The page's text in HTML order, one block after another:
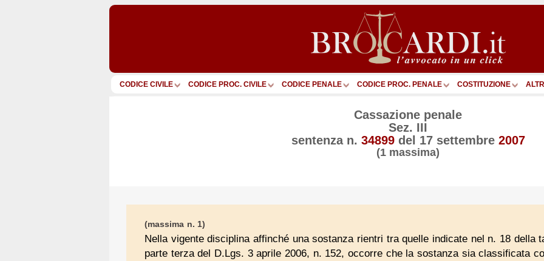
CODICE CIVILE CODICE PROC. CIVILE CODICE PENALE CODICE PROC. PENALE COSTITUZIONE ALTRI
Cassazione penale
Sez. III
sentenza n. 34899 del 17 settembre 2007
(1 massima)
(massima n. 1)
Nella vigente disciplina affinché una sostanza rientri tra quelle indicate nel n. 18 della
parte terza del D.Lgs. 3 aprile 2006, n. 152, occorre che la sostanza sia classificata